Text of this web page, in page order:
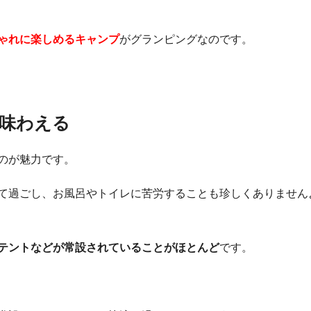
れに楽しめるキャンプがグランピングなのです。
わえる
が魅力です。
過ごし、お風呂やトイレに苦労することも珍しくありません
ントなどが常設されていることがほとんどです。